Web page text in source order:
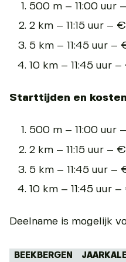
500 m – 11:00 uur
2 km – 11:15 uur –
5 km – 11:45 uur –
10 km – 11:45 uur
Starttijden en
500 m – 11:00 uur
2 km – 11:15 uur –
5 km – 11:45 uur –
10 km – 11:45 uur –
Deelname is mogelijk
Tags:
BEEKBERGEN